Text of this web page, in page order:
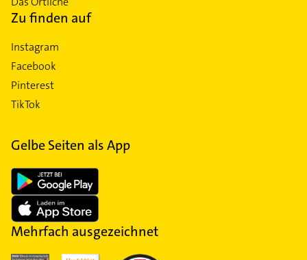
Zu finden auf
Instagram
Facebook
Pinterest
TikTok
Gelbe Seiten als App
Mehrfach ausgezeichnet